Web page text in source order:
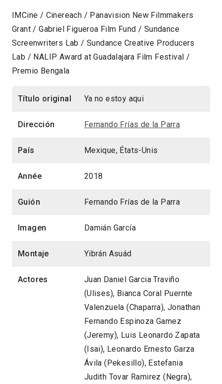
IMCine / Cinereach / Panavision New Filmmakers
Grant / Gabriel Figueroa Film Fund / Sundance
Screenwriters Lab / Sundance Creative Producers
Lab / NALIP Award at Guadalajara Film Festival /
Premio Bengala
Título original Ya no estoy aqui
Dirección Fernando Frías de la Parra
País Mexique, États-Unis
Année 2018
Guión Fernando Frías de la Parra
Imagen Damián García
Montaje Yibrán Asuád
Actores
Juan Daniel Garcia Traviño
(Ulises), Bianca Coral Puernte
Valenzuela (Chaparra), Jonathan
Fernando Espinoza Gamez
(Jeremy), Luis Leonardo Zapata
(Isai), Leonardo Ernesto Garza
Ávila (Pekesillo), Estefania
Judith Tovar Ramirez (Negra),